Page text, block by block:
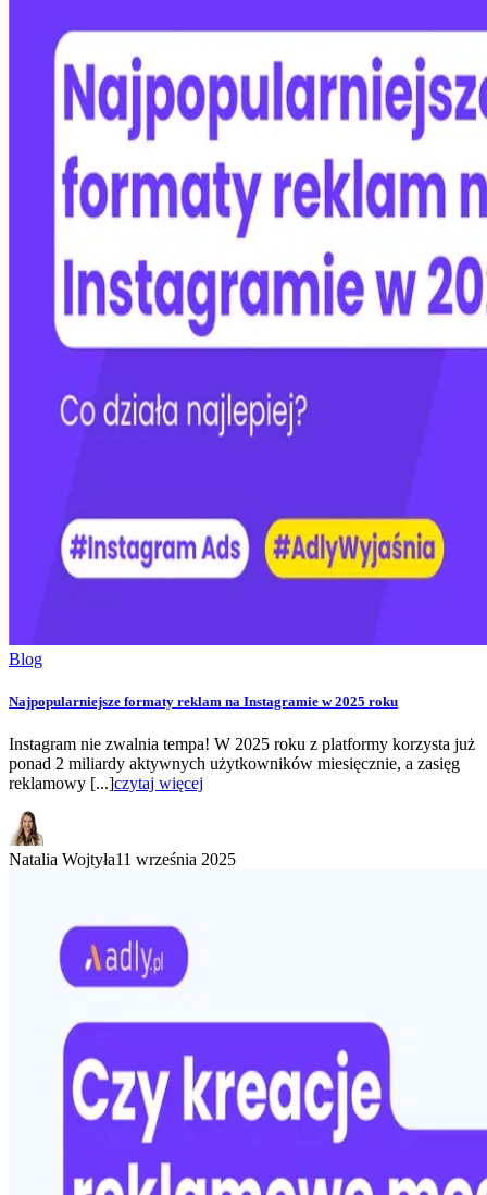
Blog
Najpopularniejsze formaty reklam na Instagramie w 2025 roku
Instagram nie zwalnia tempa! W 2025 roku z platformy korzysta już
ponad 2 miliardy aktywnych użytkowników miesięcznie, a zasięg
reklamowy [...]czytaj więcej
Natalia Wojtyła11 września 2025